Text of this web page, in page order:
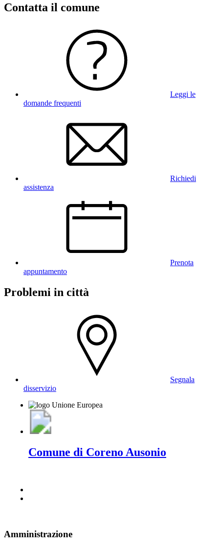
Contatta il comune
Leggi le
domande frequenti
Richiedi
assistenza
Prenota
appuntamento
Problemi in città
Segnala
disservizio
Comune di Coreno Ausonio
Amministrazione